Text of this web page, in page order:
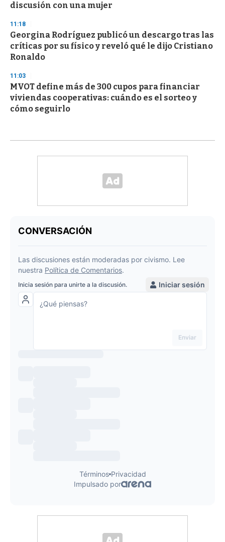
discusión con una mujer
11:18
Georgina Rodríguez publicó un descargo tras las
críticas por su físico y reveló qué le dijo Cristiano
Ronaldo
11:03
MVOT define más de 300 cupos para financiar
viviendas cooperativas: cuándo es el sorteo y
cómo seguirlo